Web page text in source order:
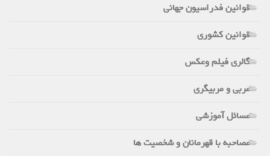
قوانین فدراسیون جهانی
قوانین کشوری
گالری فیلم وعکس
مربی و مربیگری
مسائل آموزشی
مصاحبه با قهرمانان و شخصیت ها